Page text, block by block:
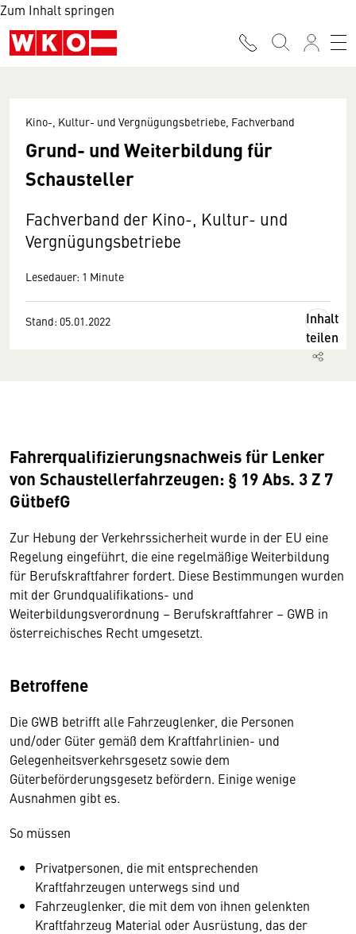
Zum Inhalt springen
Kino-, Kultur- und Vergnügungsbetriebe, Fachverband
Grund- und Weiterbildung für
Schausteller
Fachverband der Kino-, Kultur- und
Vergnügungsbetriebe
Lesedauer: 1 Minute
Stand: 05.01.2022
Inhalt
teilen
Fahrerqualifizierungsnachweis für Lenker
von Schaustellerfahrzeugen: § 19 Abs. 3 Z 7
GütbefG
Zur Hebung der Verkehrssicherheit wurde in der EU eine
Regelung eingeführt, die eine regelmäßige Weiterbildung
für Berufskraftfahrer fordert. Diese Bestimmungen wurden
mit der Grundqualifikations- und
Weiterbildungsverordnung – Berufskraftfahrer – GWB in
österreichisches Recht umgesetzt.
Betroffene
Die GWB betrifft alle Fahrzeuglenker, die Personen
und/oder Güter gemäß dem Kraftfahrlinien- und
Gelegenheitsverkehrsgesetz sowie dem
Güterbeförderungsgesetz befördern. Einige wenige
Ausnahmen gibt es.
So müssen
Privatpersonen, die mit entsprechenden
Kraftfahrzeugen unterwegs sind und
Fahrzeuglenker, die mit dem von ihnen gelenkten
Kraftfahrzeug Material oder Ausrüstung, das der